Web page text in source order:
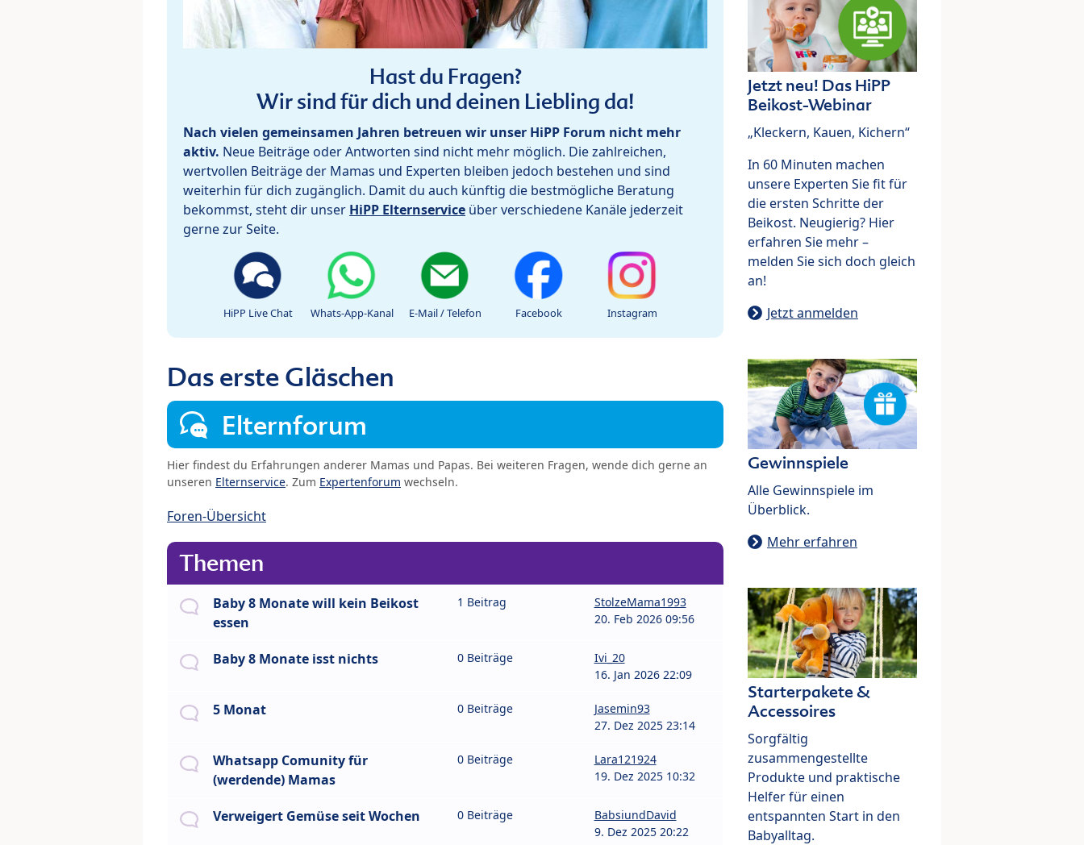
Hast du Fragen?
Wir sind für dich und deinen Liebling da!
Nach vielen gemeinsamen Jahren betreuen wir unser HiPP Forum nicht mehr
aktiv. Neue Beiträge oder Antworten sind nicht mehr möglich. Die zahlreichen,
wertvollen Beiträge der Mamas und Experten bleiben jedoch bestehen und sind
weiterhin für dich zugänglich. Damit du auch künftig die bestmögliche Beratung
bekommst, steht dir unser HiPP Elternservice über verschiedene Kanäle jederzeit
gerne zur Seite.
HiPP Live Chat Whats-App-Kanal E-Mail / Telefon Facebook Instagram
Das erste Gläschen
Elternforum
Hier findest du Erfahrungen anderer Mamas und Papas. Bei weiteren Fragen, wende dich gerne an
unseren Elternservice. Zum Expertenforum wechseln.
Foren-Übersicht
Themen
Baby 8 Monate will kein Beikost
essen
1 Beitrag
StolzeMama1993
20. Feb 2026 09:56
Baby 8 Monate isst nichts 0 Beiträge
Ivi_20
16. Jan 2026 22:09
5 Monat 0 Beiträge
Jasemin93
27. Dez 2025 23:14
Whatsapp Comunity für
(werdende) Mamas
0 Beiträge
Lara121924
19. Dez 2025 10:32
Verweigert Gemüse seit Wochen 0 Beiträge
BabsiundDavid
9. Dez 2025 20:22
Jetzt neu! Das HiPP
Beikost-Webinar
„Kleckern, Kauen, Kichern“
In 60 Minuten machen
unsere Experten Sie fit für
die ersten Schritte der
Beikost. Neugierig? Hier
erfahren Sie mehr –
melden Sie sich doch gleich
an!
Jetzt anmelden
Gewinnspiele
Alle Gewinnspiele im
Überblick.
Mehr erfahren
Starterpakete &
Accessoires
Sorgfältig
zusammengestellte
Produkte und praktische
Helfer für einen
entspannten Start in den
Babyalltag.